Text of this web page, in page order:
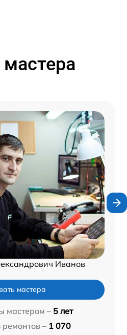
Иванов
мастера
мастером – 5 лет
– 1 070